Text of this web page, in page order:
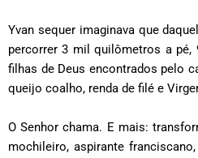
Yvan sequer imaginava que
percorrer 3 mil quilômetros a
filhas de Deus encontrados pelo
queijo coalho, renda de filé e
O Senhor chama. E mais:
mochileiro, aspirante